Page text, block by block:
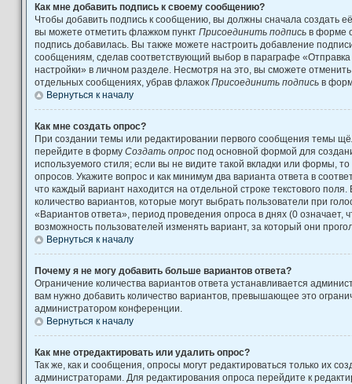
Как мне добавить подпись к своему сообщению?
Чтобы добавить подпись к сообщению, вы должны сначала создать
вы можете отметить флажком пункт Присоединить подпись в форме
подпись добавилась. Вы также можете настроить добавление
сообщениям, сделав соответствующий выбор в параграфе
настройки» в личном разделе. Несмотря на это, вы сможете
отдельных сообщениях, убрав флажок Присоединить подпись в
Вернуться к началу
Как мне создать опрос?
При создании темы или редактировании первого сообщения темы
перейдите в форму Создать опрос под основной формой для
используемого стиля; если вы не видите такой вкладки или формы,
опросов. Укажите вопрос и как минимум два варианта ответа в
что каждый вариант находится на отдельной строке текстового
количество вариантов, которые могут выбрать пользователи при
«Вариантов ответа», период проведения опроса в днях (0 означает,
возможность пользователей изменять вариант, за который они
Вернуться к началу
Почему я не могу добавить больше вариантов ответа?
Ограничение количества вариантов ответа устанавливается
вам нужно добавить количество вариантов, превышающее это
администратором конференции.
Вернуться к началу
Как мне отредактировать или удалить опрос?
Так же, как и сообщения, опросы могут редактироваться только их
администраторами. Для редактирования опроса перейдите к